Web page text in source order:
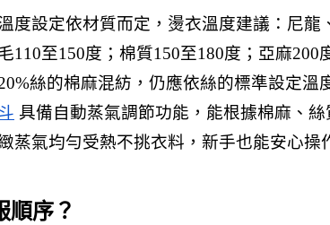
度設定依材質而定，燙衣溫度建議：尼龍
110至150度；棉質150至180度；亞麻200
絲的棉麻混紡，仍應依絲的標準設定溫
具備自動蒸氣調節功能，能根據棉麻、
蒸氣均勻受熱不挑衣料，新手也能安心操
順序？